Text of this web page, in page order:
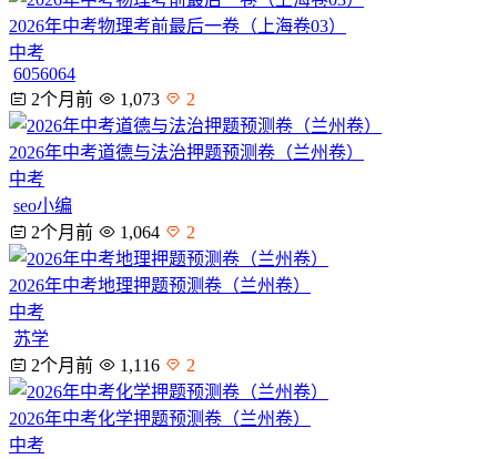
2026年中考物理考前最后一卷（上海卷03）
中考
6056064
2个月前
1,073 2
2026年中考道德与法治押题预测卷（兰州卷）
中考
seo小编
2个月前
1,064 2
2026年中考地理押题预测卷（兰州卷）
中考
苏学
2个月前
1,116 2
2026年中考化学押题预测卷（兰州卷）
中考